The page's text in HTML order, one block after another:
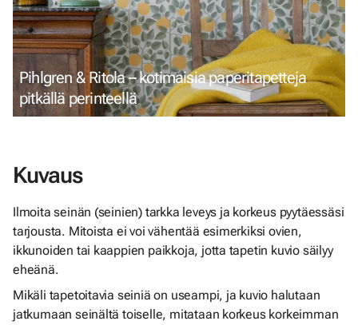
Pihlgren & Ritola – kotimaisia paperitapetteja
pitkällä perinteellä
Kuvaus
Ilmoita seinän (seinien) tarkka leveys ja korkeus pyytäessäsi
tarjousta. Mitoista ei voi vähentää esimerkiksi ovien,
ikkunoiden tai kaappien paikkoja, jotta tapetin kuvio säilyy
eheänä.
Mikäli tapetoitavia seiniä on useampi, ja kuvio halutaan
jatkumaan seinältä toiselle, mitataan korkeus korkeimman